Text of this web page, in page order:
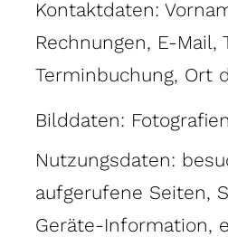
Kontaktdaten:
Rechnungen, E-
Terminbuchung, Ort
Bilddaten:
Nutzungsdaten:
aufgerufene Seiten,
Geräte-Information,